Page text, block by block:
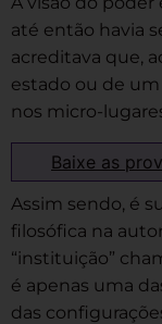
até então havia
acreditava que,
estado ou de
nos micro-
Baixe as
Assim sendo, é
filosófica na
“instituição”
é apenas uma
das